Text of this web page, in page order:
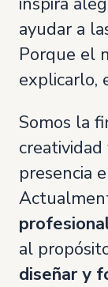
ayudar a
Porque el
explicarlo,
Somos la
presencia
al
diseñar y